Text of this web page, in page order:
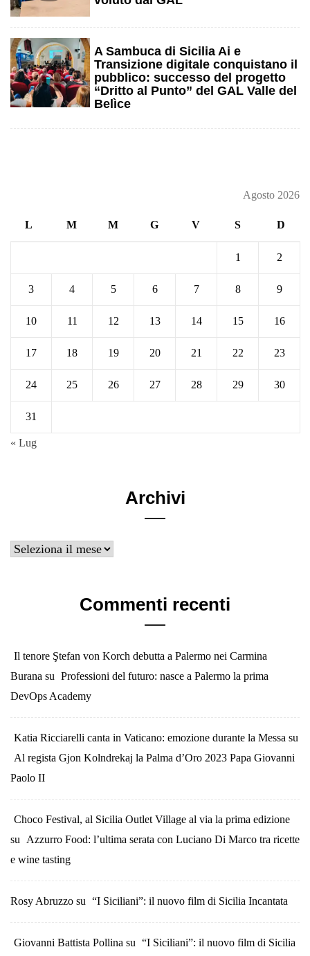
4
A Sambuca di Sicilia Ai e
Transizione digitale conquistano il
pubblico: successo del progetto
“Dritto al Punto” del GAL Valle del
Belìce
Agosto 2026
L M M G V S D
1 2
3 4 5 6 7 8 9
10 11 12 13 14 15 16
17 18 19 20 21 22 23
24 25 26 27 28 29 30
31
« Lug
Archivi
Archivi
Commenti recenti
Il tenore Ştefan von Korch debutta a Palermo nei Carmina
Burana su Professioni del futuro: nasce a Palermo la prima
DevOps Academy
Katia Ricciarelli canta in Vaticano: emozione durante la Messa su
Al regista Gjon Kolndrekaj la Palma d’Oro 2023 Papa Giovanni
Paolo II
Choco Festival, al Sicilia Outlet Village al via la prima edizione
su Azzurro Food: l’ultima serata con Luciano Di Marco tra ricette
e wine tasting
Rosy Abruzzo su “I Siciliani”: il nuovo film di Sicilia Incantata
Giovanni Battista Pollina su “I Siciliani”: il nuovo film di Sicilia